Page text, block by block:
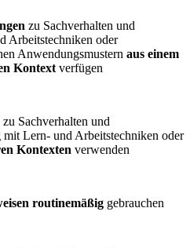
zu Sachverhalten und
Arbeitstechniken oder
Anwendungsmustern aus einem
Kontext verfügen
zu Sachverhalten und
Lern- und Arbeitstechniken oder
Kontexten verwenden
routinemäßig gebrauchen